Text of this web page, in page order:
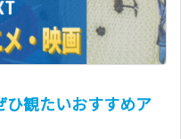
ひ観たいおすすめア